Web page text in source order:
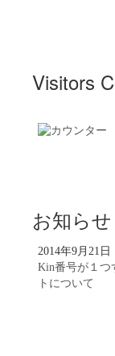
Visitors
お知らせ
2014年9月21日
Kin番号が１つ
トについて